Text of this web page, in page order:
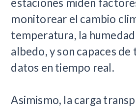
monitorear el cambio
temperatura, la
albedo, y son capaces
datos en tiempo real.
Asimismo, la carga